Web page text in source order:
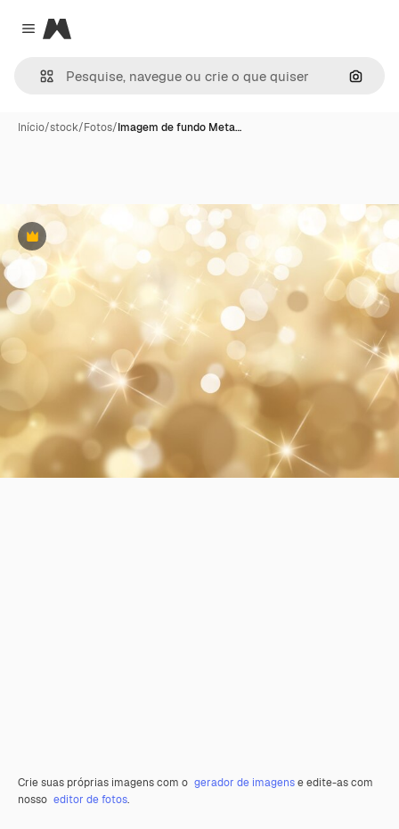
Close menu
Magnific
Início/stock/Fotos/Imagem de fundo Meta…
Premium
Crie suas próprias imagens com o gerador de imagense edite-as com
nosso editor de fotos.